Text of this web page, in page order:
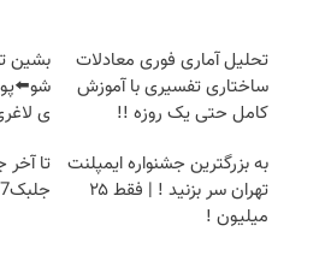
تحلیل آماری فوری معادلات
ساختاری تفسیری با آموزش
کامل حتی یک روزه !!
بشین
ی لاغری
به بزرگترین جشنواره ایمپلنت
تهران سر بزنید ! | فقط ۲۵
میلیون !
تا آخر
جلبک7 کیلو لاغر شو!